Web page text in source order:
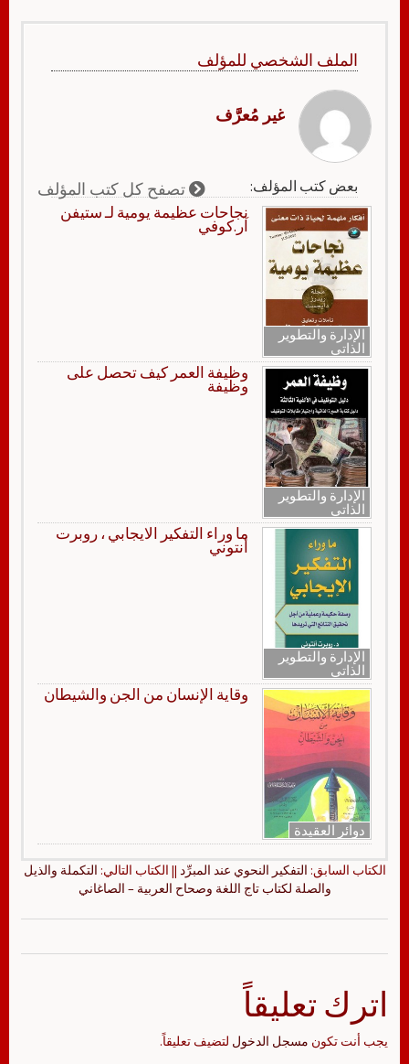
الملف الشخصي للمؤلف
غير مُعرَّف
بعض كتب المؤلف: تصفح كل كتب المؤلف
الإدارة والتطوير
الذاتي
نجاحات عظيمة يومية لـ ستيفن
آر.كوفي
الإدارة والتطوير
الذاتي
وظيفة العمر كيف تحصل على
وظيفة
الإدارة والتطوير
الذاتي
ما وراء التفكير الايجابي ، روبرت
أنتوني
دوائر العقيدة
وقاية الإنسان من الجن والشيطان
الكتاب السابق: التفكير النحوي عند المبرِّد || الكتاب التالي: التكملة والذيل
والصلة لكتاب تاج اللغة وصحاح العربية – الصاغاني
اترك تعليقاً
يجب أنت تكون مسجل الدخول لتضيف تعليقاً.